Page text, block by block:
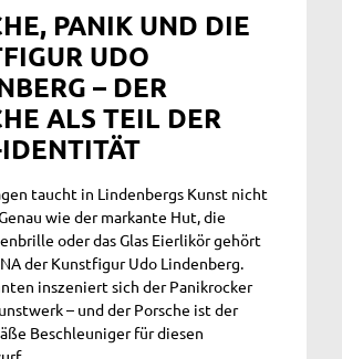
PANIK UND DIE
UDO
– DER
ALS TEIL DER
taucht in Lindenbergs Kunst nicht
wie der markante Hut, die
oder das Glas Eierlikör gehört
der Kunstfigur Udo Lindenberg.
inszeniert sich der Panikrocker
– und der Porsche ist der
Beschleuniger für diesen